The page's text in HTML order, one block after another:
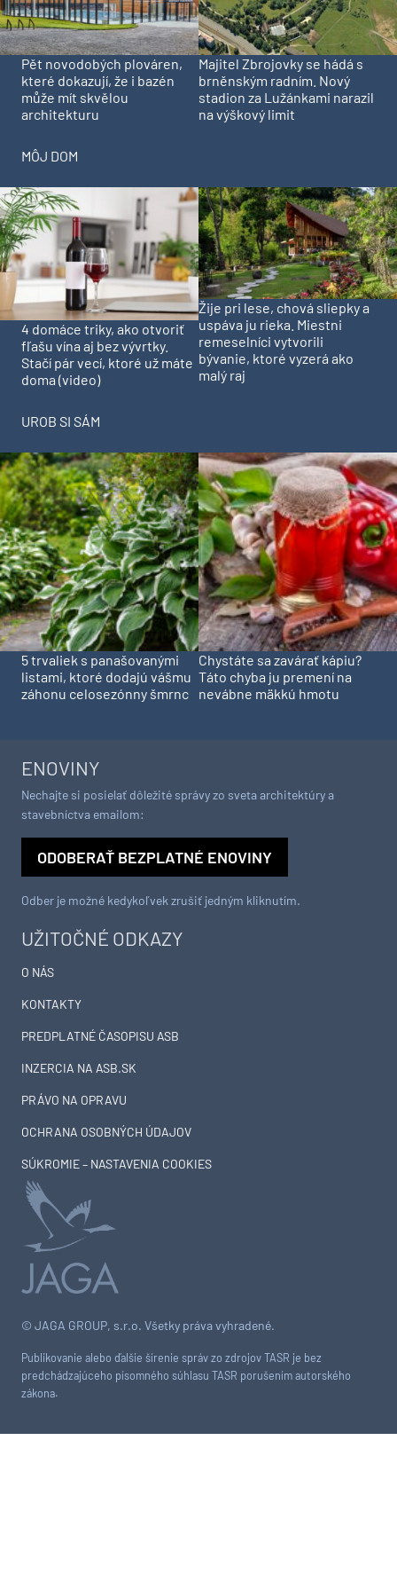
Pět novodobých plováren,
které dokazují, že i bazén
může mít skvělou
architekturu
Majitel Zbrojovky se hádá s
brněnským radním. Nový
stadion za Lužánkami narazil
na výškový limit
MÔJ DOM
4 domáce triky, ako otvoriť
fľašu vína aj bez vývrtky.
Stačí pár vecí, ktoré už máte
doma (video)
Žije pri lese, chová sliepky a
uspáva ju rieka. Miestni
remeselníci vytvorili
bývanie, ktoré vyzerá ako
malý raj
UROB SI SÁM
5 trvaliek s panašovanými
listami, ktoré dodajú vášmu
záhonu celosezónny šmrnc
Chystáte sa zavárať kápiu?
Táto chyba ju premení na
nevábne mäkkú hmotu
© JAGA GROUP, s.r.o. Všetky práva vyhradené.
Publikovanie alebo ďalšie šírenie správ zo zdrojov TASR je bez
predchádzajúceho písomného súhlasu TASR porušením autorského
zákona.
UŽITOČNÉ ODKAZY
O NÁS
KONTAKTY
PREDPLATNÉ ČASOPISU ASB
INZERCIA NA ASB.SK
PRÁVO NA OPRAVU
OCHRANA OSOBNÝCH ÚDAJOV
SÚKROMIE – NASTAVENIA COOKIES
ENOVINY
Nechajte si posielať dôležité správy zo sveta architektúry a
stavebníctva emailom:
ODOBERAŤ BEZPLATNÉ ENOVINY
Odber je možné kedykoľvek zrušiť jedným kliknutím.